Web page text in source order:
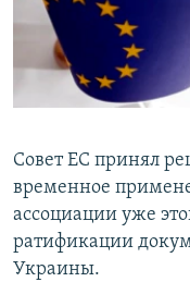
ПОБЕДИТЕЛЕЙ НЕ
КРЫМ.НЕПОКОРЕННЫЙ
ПРИСОЕДИНЯЙТЕСЬ!
Все сайты RFE/RL
Совет ЕС принял
временное
ассоциации уже
ратификации
Украины.